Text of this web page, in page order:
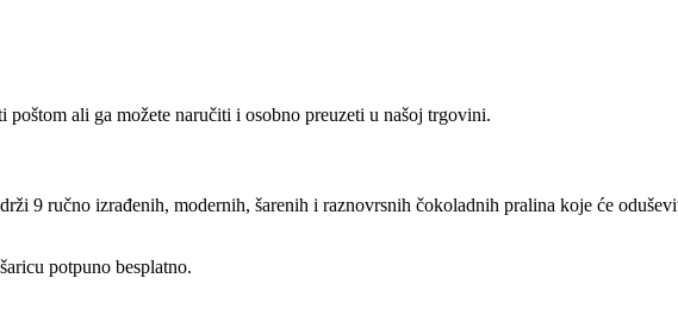
ali ga možete naručiti i osobno preuzeti u našoj trgovini.
9 ručno izrađenih, modernih, šarenih i raznovrsnih čokoladnih pralina koje će
potpuno besplatno.